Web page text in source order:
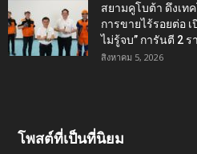
สยามคูโบต้า ดึงเท
การขายไร้รอยต่อ
ไม่รู้จบ” การันตี 2
สิงหาคม 5, 2026
โพสต์ที่เป็นที่นิยม